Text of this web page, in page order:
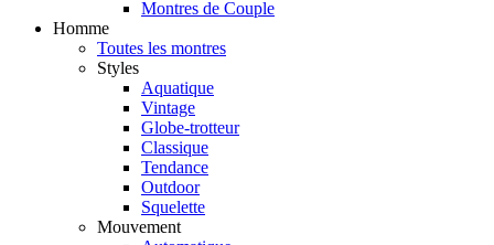
Montres de Couple
Homme
Toutes les montres
Styles
Aquatique
Vintage
Globe-trotteur
Classique
Tendance
Outdoor
Squelette
Mouvement